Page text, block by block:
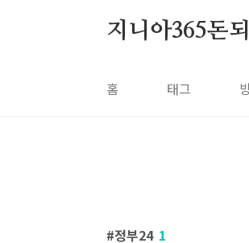
지니아365돈
홈 태그
정부24 1